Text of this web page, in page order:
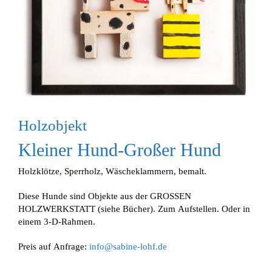
Holzobjekt
Kleiner Hund-Großer Hund
Holzklötze, Sperrholz, Wäscheklammern, bemalt.
Diese Hunde sind Objekte aus der GROSSEN
HOLZWERKSTATT (siehe Bücher). Zum Aufstellen. Oder in
einem 3-D-Rahmen.
Preis auf Anfrage: info@sabine-lohf.de